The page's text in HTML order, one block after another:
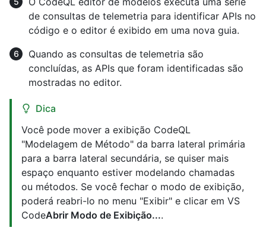
de consultas de telemetria para identificar APIs no
código e o editor é exibido em uma nova guia.
Quando as consultas de telemetria são
concluídas, as APIs que foram identificadas são
mostradas no editor.
Dica
Você pode mover a exibição CodeQL
"Modelagem de Método" da barra lateral primária
para a barra lateral secundária, se quiser mais
espaço enquanto estiver modelando chamadas
ou métodos. Se você fechar o modo de exibição,
poderá reabri-lo no menu "Exibir" e clicar em VS
CodeAbrir Modo de Exibição....